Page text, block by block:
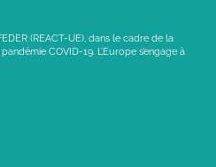
(REACT-UE), dans le cadre de la
COVID-19. L’Europe s’engage à